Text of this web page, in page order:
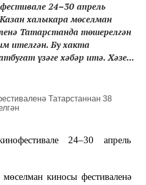
24–30 апрель
халыкара мөселман
Татарстанда төшерелгән
ителгән. Бу хакта
үзәге хәбәр итә. Хәзе...
24–30 апрель
киносы фестиваленә